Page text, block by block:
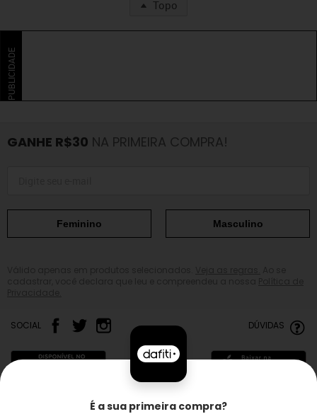
Topo
PUBLICIDADE
GANHE R$30 NA PRIMEIRA COMPRA!
Feminino Masculino
SOCIAL DÚVIDAS
É a sua primeira compra?